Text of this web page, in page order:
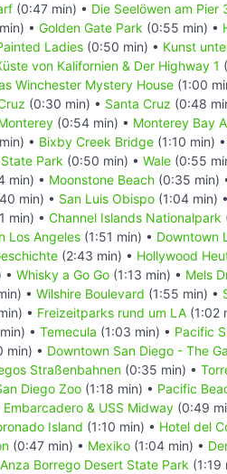
(0:47 min) • Die Seelöwen am Pier
• Golden Gate Park (0:55 min) •
Ladies (0:50 min) • Kunst
von Kalifornien & Der Highway 1
Winchester Mystery House (1:00
(0:30 min) • Santa Cruz (0:48
(0:54 min) • Monterey Bay
• Bixby Creek Bridge (1:10 min) •
Park (0:50 min) • Wale (0:55
min) • Moonstone Beach (0:35 min)
min) • San Luis Obispo (1:04 min) •
min) • Channel Islands Nationalpark
Los Angeles (1:51 min) • Downtown
(2:43 min) • Hollywood
• Whisky a Go Go (1:13 min) • Mels
• Wilshire Boulevard (1:55 min) •
• Freizeitparks rund um LA (1:02
• Temecula (1:03 min) • Pacific
min) • Downtown San Diego - The
Straßenbahnen (0:35 min) •
Diego Zoo (1:18 min) • Pacific
Embarcadero & USS Midway (0:49
Island (1:10 min) • Hotel del
(0:47 min) • Mexiko (1:04 min) •
Anza Borrego Desert State Park (1:19